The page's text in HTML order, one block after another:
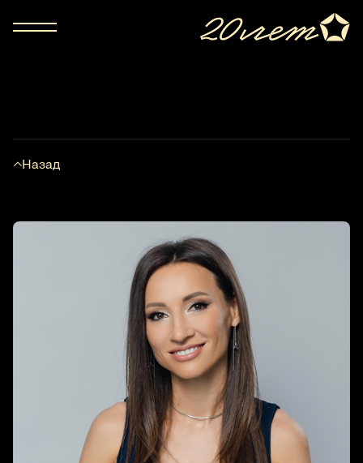
Назад